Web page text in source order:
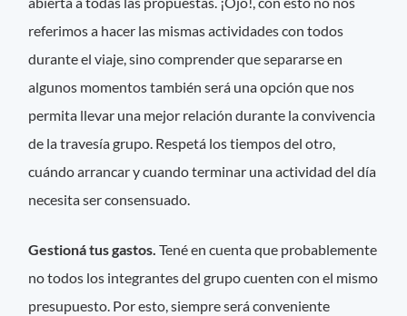
referimos a hacer las mismas actividades con todos
durante el viaje, sino comprender que separarse en
algunos momentos también será una opción que nos
permita llevar una mejor relación durante la convivencia
de la travesía grupo. Respetá los tiempos del otro,
cuándo arrancar y cuando terminar una actividad del día
necesita ser consensuado.
Gestioná tus gastos. Tené en cuenta que probablemente
no todos los integrantes del grupo cuenten con el mismo
presupuesto. Por esto, siempre será conveniente